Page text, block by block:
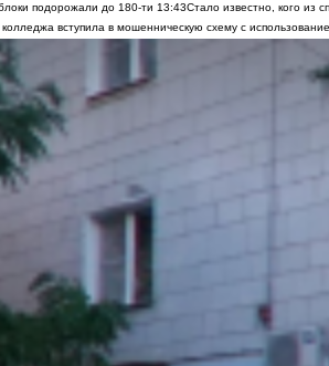
подорожали до 180-ти 13:43Стало известно, кого из
вступила в мошенническую схему с